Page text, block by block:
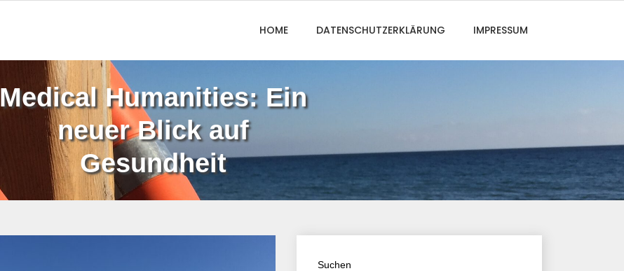
HOME DATENSCHUTZERKLÄRUNG IMPRESSUM
Medical Humanities: Ein
neuer Blick auf
Gesundheit
Suchen